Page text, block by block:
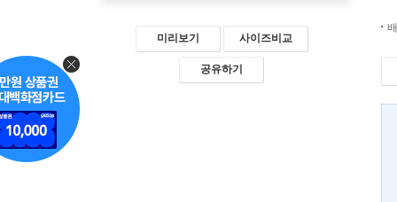
미리보기 사이즈비교
공유하기